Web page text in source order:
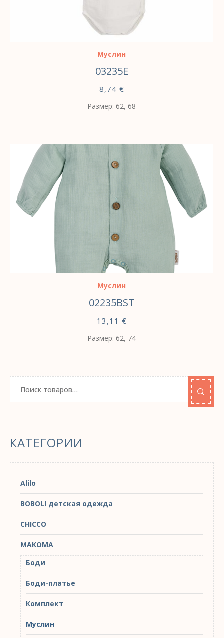
ВЫБЕРИТЕ ПАРАМЕТРЫ
Муслин
03235E
8,74 €
Размер: 62, 68
ВЫБЕРИТЕ ПАРАМЕТРЫ
Муслин
02235BST
13,11 €
Размер: 62, 74
КАТЕГОРИИ
Alilo
BOBOLI детская одежда
CHICCO
MAKOMA
Боди
Боди-платье
Комплект
Муслин